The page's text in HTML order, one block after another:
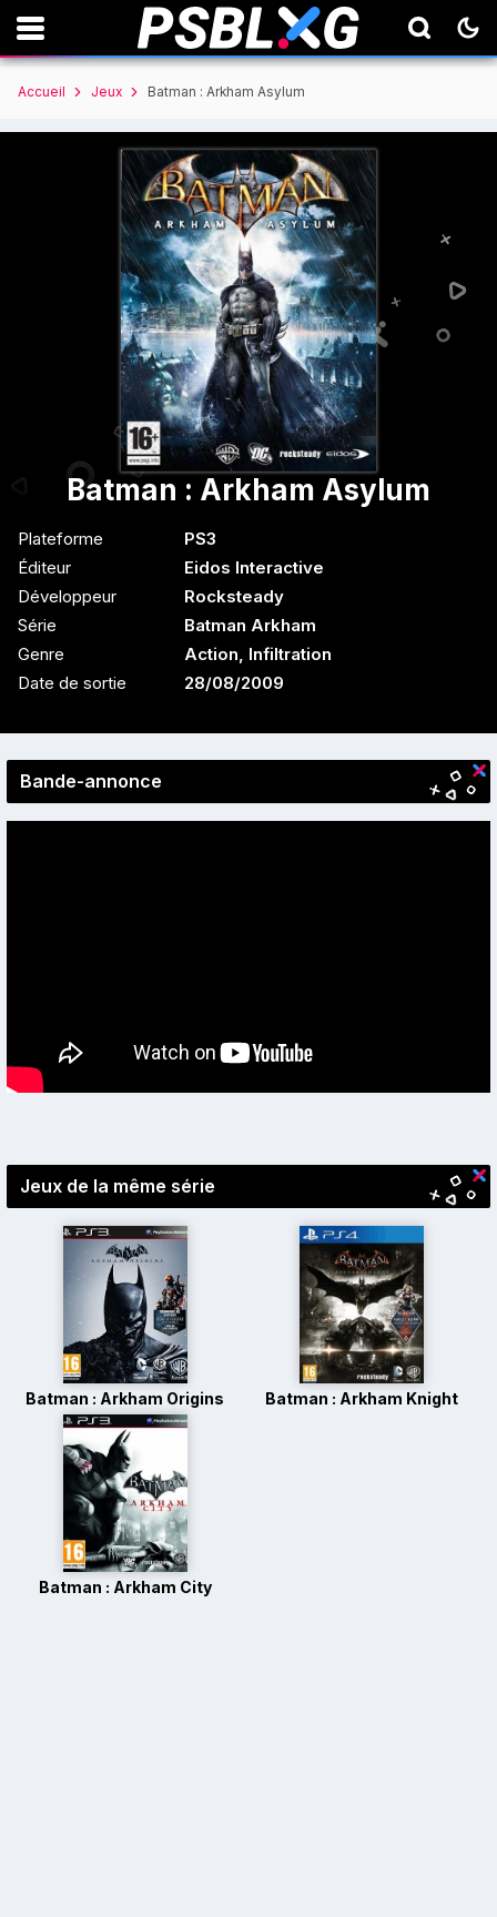
Accueil Jeux Batman : Arkham Asylum
Batman : Arkham Asylum
Plateforme
PS3
Éditeur
Eidos Interactive
Développeur
Rocksteady
Série
Batman Arkham
Genre
Action, Infiltration
Date de sortie
28/08/2009
Bande-annonce
Jeux de la même série
Batman : Arkham Origins Batman : Arkham Knight
Batman : Arkham City